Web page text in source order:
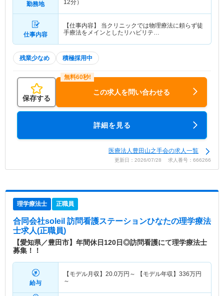
勤務地
12分）
仕事内容
【仕事内容】 当クリニックでは物理療法に頼らず徒
手療法をメインとしたリハビリテ…
残業少なめ 積極採用中
保存する
この求人を問い合わせる
詳細を見る
医療法人豊田山之手会の求人一覧
更新日：2026/07/28 求人番号：666266
理学療法士 正職員
合同会社soleil 訪問看護ステーションひなたの理学療法
士求人(正職員)
【愛知県／豊田市】年間休日120日◎訪問看護にて理学療法士
募集！！
給与
【モデル月収】 20.0万円～ 【モデル年収】 336万円
～